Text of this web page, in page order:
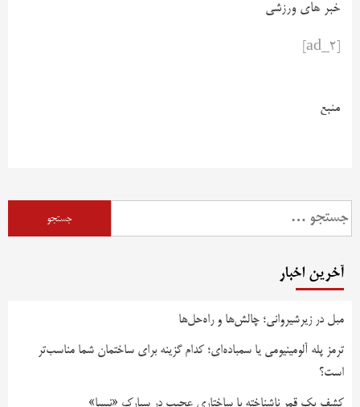
خبر های ورزشی
منبع
آخرین اخبار
مبل در زیرشیروانی؛ چالش‌ها و راه‌حل‌ها
ترمز پله آلومینیومی یا سمباده‌ای؛ کدام گزینه برای ساختمان شما مناسب‌تر
است؟
کشف یک قمر ناشناخته با ساختاری عجیب در سیارک «نیسا»